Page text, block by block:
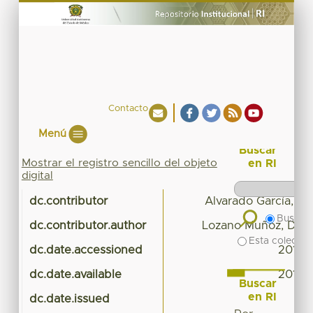
Contacto
Menú
Mostrar el registro sencillo del objeto
digital
dc.contributor Alvarado García,
dc.contributor.author Lozano Muñoz,
dc.date.accessioned 2016-
dc.date.available 2016-
dc.date.issued
Buscar
en RI
Buscar
Esta
Buscar
en RI